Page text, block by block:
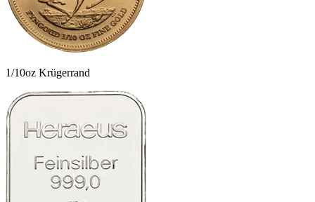
1/10oz Krügerrand